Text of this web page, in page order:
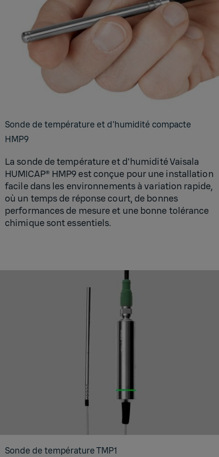
Sonde de tem­pé­ra­ture et d'hu­mi­dité com­pacte
HMP9
La sonde de température et d'humidité Vaisala
HUMICAP® HMP9 est conçue pour une installation
facile dans les environnements à variation rapide,
où un temps de réponse court, de bonnes
performances de mesure et une bonne tolérance
chimique sont essentiels.
Sonde de tem­pé­ra­ture TMP1